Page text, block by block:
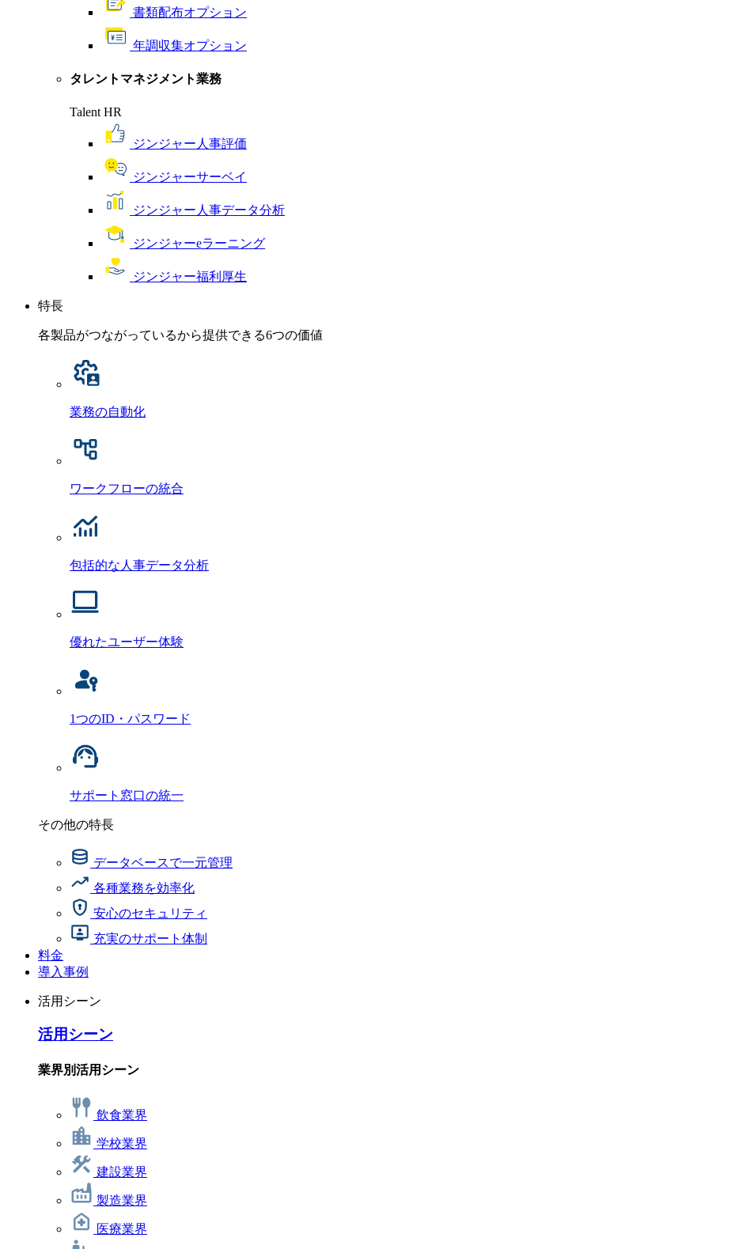
書類配布オプション
年調収集オプション
タレントマネジメント業務
Talent HR
ジンジャー人事評価
ジンジャーサーベイ
ジンジャー人事データ分析
ジンジャーeラーニング
ジンジャー福利厚生
特長
各製品がつながっているから提供できる6つの価値
業務の自動化
ワークフローの統合
包括的な人事データ分析
優れたユーザー体験
1つのID・パスワード
サポート窓口の統一
その他の特長
データベースで一元管理
各種業務を効率化
安心のセキュリティ
充実のサポート体制
料金
導入事例
活用シーン
活用シーン
業界別活用シーン
飲食業界
学校業界
建設業界
製造業界
医療業界